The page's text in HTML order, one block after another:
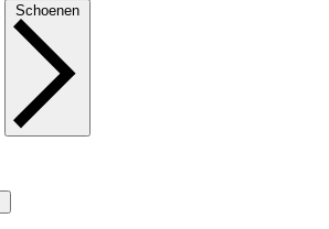
Schoenen